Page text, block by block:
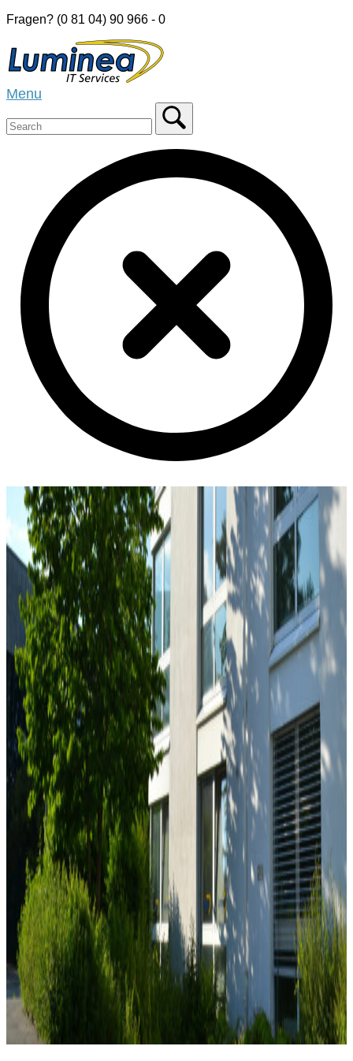
Skip
content
Fragen? (0 81 04) 90 966 - 0
Home
Menu
Aktuelles
Über uns
Management
Projektreferenzen
Rechenzentrum
Weiterentwicklung
Abrechnungssystem für
Personaldienstleister
15. September 20176. Januar 2018
bynschollum
Unterstützung des
Kunden bei der Optimierung der Entwicklungsprozesse
sowie der Umsetzung von verschiedenen
Systemerweiterungen bedingt durch die AÜG Reform im
April 2017. Für die Umsetzung der Anforderungen wurden
Anpassungen sowohl am Backend (JavaEE) als auch im
Frontend (Angular2) vorgenommen.
Kunde: